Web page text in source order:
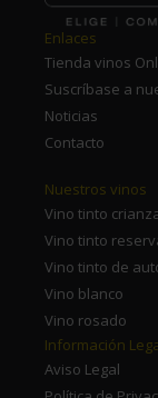
Enlaces
Tienda vinos
Suscríbase a
Noticias
Contacto
Nuestros vinos
Vino tinto
Vino tinto
Vino tinto de
Vino blanco
Vino rosado
Información
Aviso Legal